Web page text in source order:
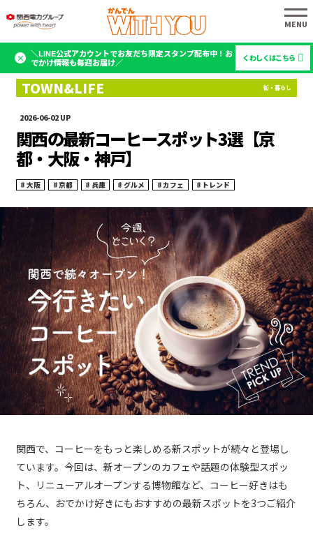
＼LINE公式アカウントでお友だち限定スタンプ配布中！お
でかけ情報も毎週お届け／
くわしくはこちら
2026-06-02
関西の最新コーヒースポット3選【京
都・大阪・神戸】
大阪 京都 兵庫 グルメ カフェ トレンド
関西で、コーヒーをもっと楽しめる新スポットが続々と登場し
ています。今回は、新オープンのカフェや話題の体験型スポッ
ト、リニューアルオープンする博物館など、コーヒー好きはも
ちろん、おでかけ好きにもおすすめの最新スポットを3つご紹介
します。